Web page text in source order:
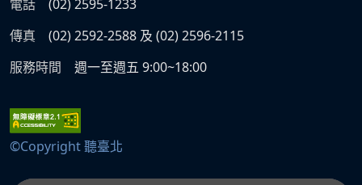
電話
(02) 2595-1233
傳真
(02) 2592-2588 及 (02) 2596-2115
服務時間
週一至週五 9:00~18:00
©Copyright 聽臺北